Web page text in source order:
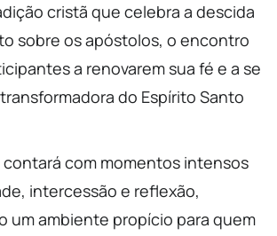
cristã que celebra a descida
sobre os apóstolos, o encontro
a renovarem sua fé e a se
do Espírito Santo
contará com momentos intensos
intercessão e reflexão,
um ambiente propício para quem